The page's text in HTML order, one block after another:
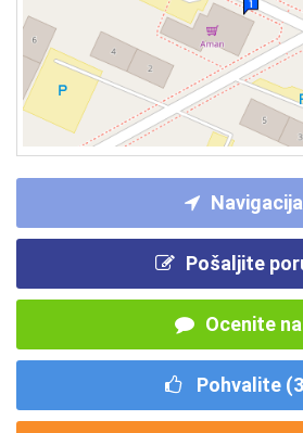
Navigacija
Pošaljite
Ocenite
Pohvalite (